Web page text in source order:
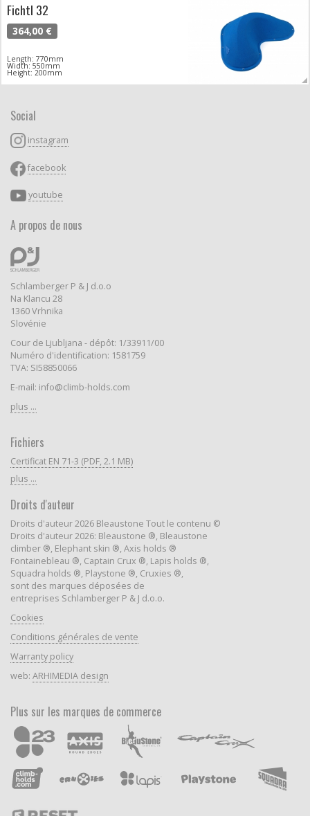
Fichtl 32
364,00 €
Length: 770mm
Width: 550mm
Height: 200mm
Social
instagram
facebook
youtube
A propos de nous
Schlamberger P & J d.o.o
Na Klancu 28
1360 Vrhnika
Slovénie
Cour de Ljubljana - dépôt: 1/33911/00
Numéro d'identification: 1581759
TVA: SI58850066
E-mail: info@climb-holds.com
plus ...
Fichiers
Certificat EN 71-3 (PDF, 2.1 MB)
plus ...
Droits d'auteur
Droits d'auteur 2026 Bleaustone Tout le contenu ©
Droits d'auteur 2026: Bleaustone ®, Bleaustone
climber ®, Elephant skin ®, Axis holds ®
Fontainebleau ®, Captain Crux ®, Lapis holds ®,
Squadra holds ®, Playstone ®, Cruxies ®,
sont des marques déposées de
entreprises Schlamberger P & J d.o.o.
Cookies
Conditions générales de vente
Warranty policy
web: ARHIMEDIA design
Plus sur les marques de commerce